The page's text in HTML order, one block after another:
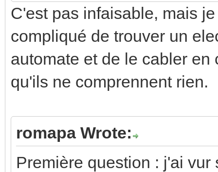
C'est pas infaisable, mais
compliqué de trouver un
automate et de le cabler
qu'ils ne comprennent rien.
romapa Wrote:
Première question : j'ai